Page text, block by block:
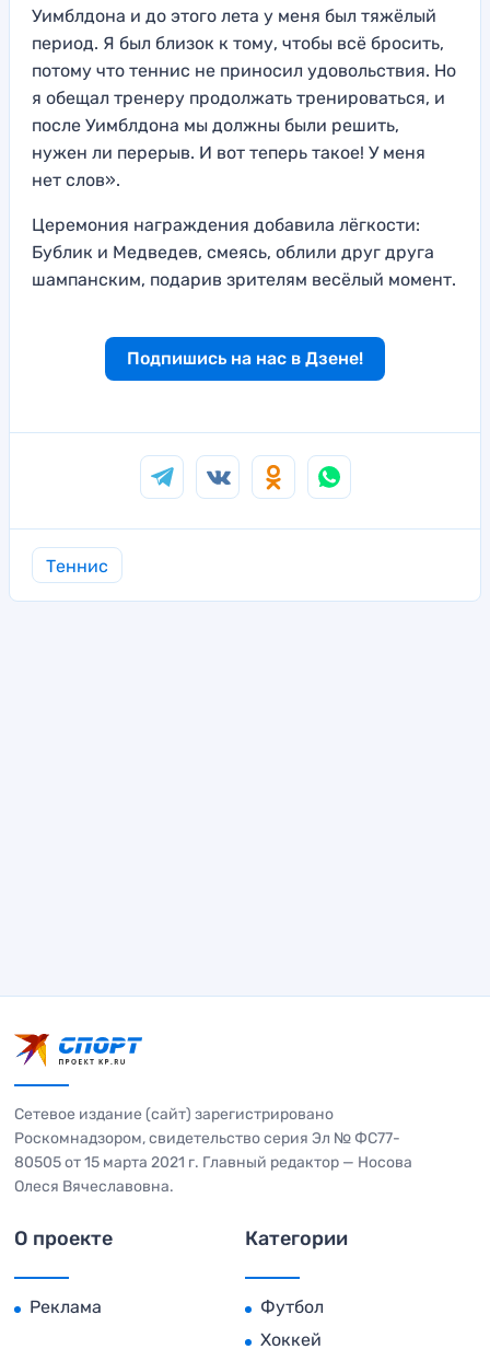
Уимблдона и до этого лета у меня был тяжёлый
период. Я был близок к тому, чтобы всё бросить,
потому что теннис не приносил удовольствия. Но
я обещал тренеру продолжать тренироваться, и
после Уимблдона мы должны были решить,
нужен ли перерыв. И вот теперь такое! У меня
нет слов».
Церемония награждения добавила лёгкости:
Бублик и Медведев, смеясь, облили друг друга
шампанским, подарив зрителям весёлый момент.
Подпишись на нас в Дзене!
Теннис
Сетевое издание (сайт) зарегистрировано
Роскомнадзором, свидетельство серия Эл № ФС77-
80505 от 15 марта 2021 г. Главный редактор — Носова
Олеся Вячеславовна.
О проекте
Реклама
Категории
Футбол
Хоккей